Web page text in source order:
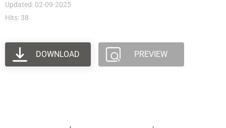
Updated: 02-09-2025
Hits: 38
DOWNLOAD PREVIEW